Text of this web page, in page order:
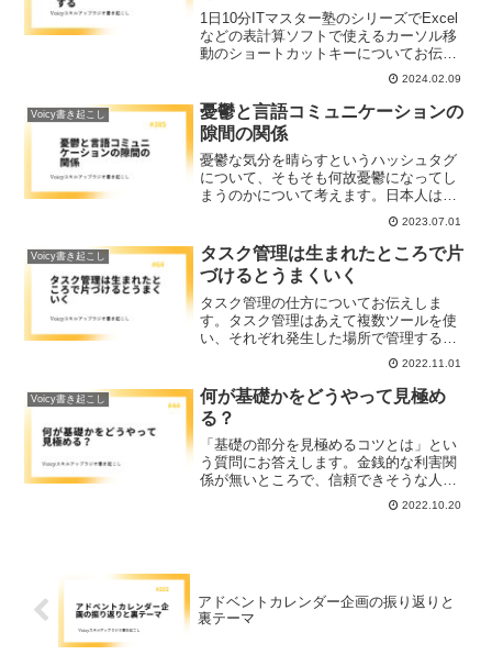
1日10分ITマスター塾のシリーズでExcel
などの表計算ソフトで使えるカーソル移
動のショートカットキーについてお伝え
します。大きい表を扱う場合など、マウ
スを使うより格段に便利ですので、ぜひ
覚えて使ってみてください。あわせて、
作業が便利になる表の作り方についても
補足としてお伝えしています。
2024.02.09
Voicy書き起こし
憂鬱と言語コミュニケーションの
隙間の関係
憂鬱な気分を晴らすというハッシュタグ
について、そもそも何故憂鬱になってし
まうのかについて考えます。日本人はハ
イコンテキストコミュニケーションをし
がちです。多くの前提を共有している上
でコミュニケーションをとるときに、勝
手に悪いイメージでコミュニケーション
の隙間を埋めて憂鬱になっていないか確
認する必要があります。
2023.07.01
Voicy書き起こし
タスク管理は生まれたところで片
づけるとうまくいく
タスク管理の仕方についてお伝えしま
す。タスク管理はあえて複数ツールを使
い、それぞれ発生した場所で管理する。
その方が管理コストも低くデータの不整
合も防げるのでおすすめです。Trello、
Gmail、Slack、Chatwork、Notionなどを
使った具体的な方法についてもお伝えし
ます。
2022.11.01
Voicy書き起こし
何が基礎かをどうやって見極め
る？
「基礎の部分を見極めるコツとは」とい
う質問にお答えします。金銭的な利害関
係が無いところで、信頼できそうな人た
ちを群れとして見つけ、その人たちの声
に耳を傾けることが大切です。
2022.10.20
アドベントカレンダー企画の振り返りと
裏テーマ